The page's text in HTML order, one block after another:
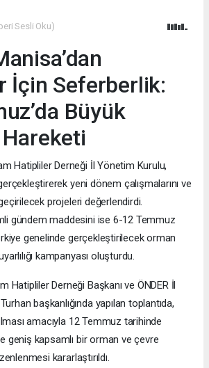
Sesli Oku)
İçin Seferberlik:
Büyük
Hatipliler Derneği İl Yönetim Kurulu,
yeni dönem çalışmalarını ve
projeleri değerlendirdi.
gündem maddesini ise 6-12 Temmuz
genelinde gerçekleştirilecek orman
kampanyası oluşturdu.
Hatipliler Derneği Başkanı ve ÖNDER İl
başkanlığında yapılan toplantıda,
amacıyla 12 Temmuz tarihinde
geniş kapsamlı bir orman ve çevre
kararlaştırıldı.